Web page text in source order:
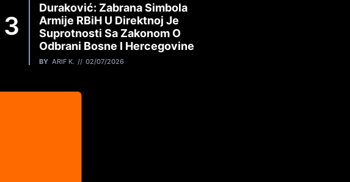
Duraković: Zabrana Simbola
Armije RBiH U Direktnoj Je
Suprotnosti Sa Zakonom O
Odbrani Bosne I Hercegovine
BY ARIF K. 02/07/2026